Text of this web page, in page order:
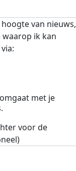
van nieuws,
ik kan
met je
voor de